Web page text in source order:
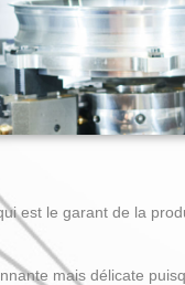
est le garant de la
mais délicate